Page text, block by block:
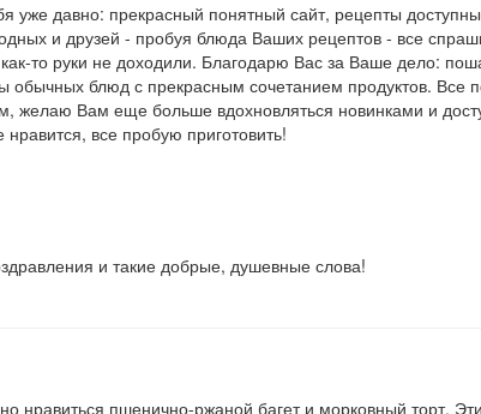
уже давно: прекрасный понятный сайт, рецепты
и друзей - пробуя блюда Ваших рецептов - все
то руки не доходили. Благодарю Вас за Ваше дело:
блюд с прекрасным сочетанием продуктов. Все
желаю Вам еще больше вдохновляться новинками и
все пробую приготовить!
и такие добрые, душевные слова!
нравиться пшенично-ржаной багет и морковный торт.